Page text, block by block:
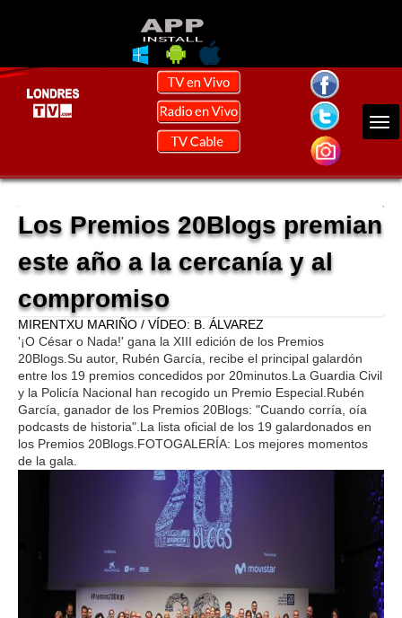
Los Premios 20Blogs premian
este año a la cercanía y al
compromiso
MIRENTXU MARIÑO / VÍDEO: B. ÁLVAREZ
'¡O César o Nada!' gana la XIII edición de los Premios
20Blogs.Su autor, Rubén García, recibe el principal galardón
entre los 19 premios concedidos por 20minutos.La Guardia Civil
y la Policía Nacional han recogido un Premio Especial.Rubén
García, ganador de los Premios 20Blogs: "Cuando corría, oía
podcasts de historia".La lista oficial de los 19 galardonados en
los Premios 20Blogs.FOTOGALERÍA: Los mejores momentos
de la gala.